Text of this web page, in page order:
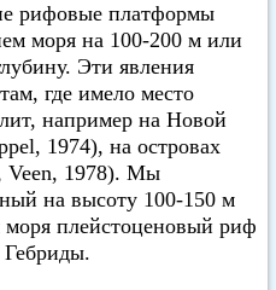
рифовые платформы
моря на 100-200 м или
Эти явления
где имело место
например на Новой
1974), на островах
Veen, 1978). Мы
на высоту 100-150 м
плейстоценовый риф